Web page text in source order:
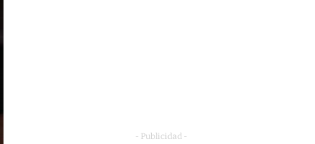
- Publicidad -